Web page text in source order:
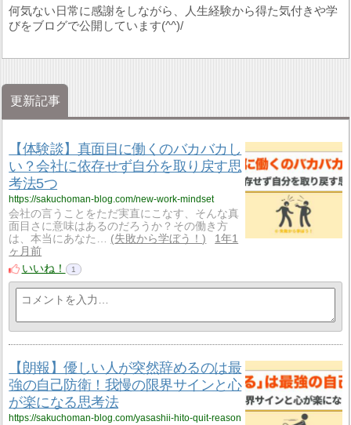
何気ない日常に感謝をしながら、人生経験から得た気付きや学
びをブログで公開しています(^^)/
更新記事
【体験談】真面目に働くのバカバカし
い？会社に依存せず自分を取り戻す思
考法5つ
https://sakuchoman-blog.com/new-work-mindset
会社の言うことをただ実直にこなす、そんな真
面目さに意味はあるのだろうか？その働き方
は、本当にあなた…
失敗から学ぼう！
1年1
ヶ月前
いいね！
1
【朗報】優しい人が突然辞めるのは最
強の自己防衛！我慢の限界サインと心
が楽になる思考法
https://sakuchoman-blog.com/yasashii-hito-quit-reason